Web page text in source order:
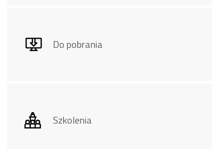
Do pobrania
Szkolenia